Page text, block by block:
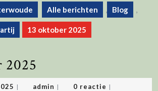
Alle berichten , Blog ,
13 oktober 2025
2025
14
| admin admin
| 0 reactie |